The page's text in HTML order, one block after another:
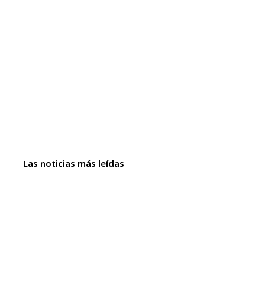
Las noticias más leídas